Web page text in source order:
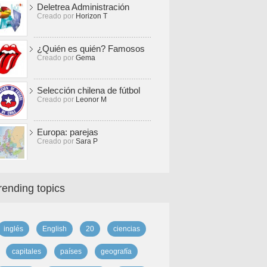
Deletrea Administración
Creado por Horizon T
¿Quién es quién? Famosos
Creado por Gema
Selección chilena de fútbol
Creado por Leonor M
Europa: parejas
Creado por Sara P
topics
inglés English 20 ciencias
capitales países geografía